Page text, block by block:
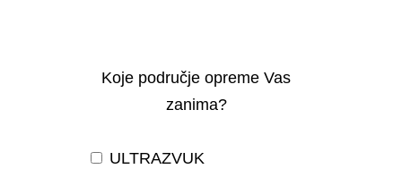
Koje područje opreme Vas
zanima?
ULTRAZVUK